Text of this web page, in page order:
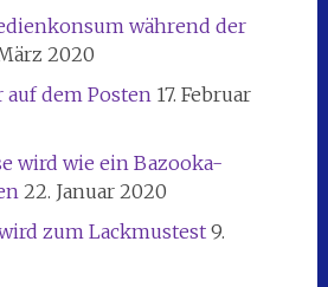
während der
2020
dem Posten 17. Februar
wird wie ein Bazooka-
22. Januar 2020
zum Lackmustest 9.